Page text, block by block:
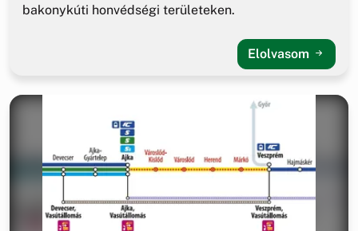
bakonykúti honvédségi területeken.
Elolvasom